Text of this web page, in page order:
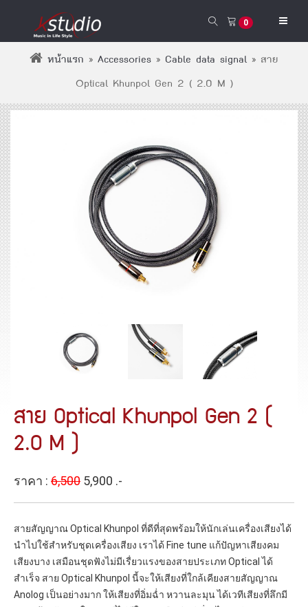
0
หน้าแรก » Accessories » Cable data signal » สาย
Optical Khunpol Gen 2 ( 2.0 M )
สาย Optical Khunpol Gen 2 (
2.0 M )
ราคา : 6,500 5,900 .-
สายสัญญาณ Optical Khunpol ที่ดีที่สุดพร้อมให้นักเล่นเครื่องเสียงได้
นำไปใช้สำหรับชุดเครื่องเสียง เราได้ Fine tune แก้ปัญหาเสียงคม
เสียงบาง เสมือนชุดฟังไม่มีเรื่ยวแรงของสายประเภท Optical ได้
สำเร็จ สาย Optical Khunpol นี้จะให้เสียงที่ใกล้เคียงสายสัญญาณ
Anolog เป็นอย่างมาก ให้เสียงที่อิ่มฉ่ำ หวานละมุน ได้เวทีเสียงที่ลึกมี